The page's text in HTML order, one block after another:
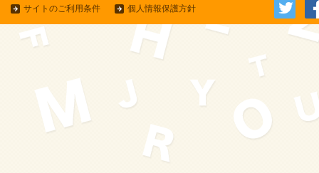
サイトのご利用条件 個人情報保護方針